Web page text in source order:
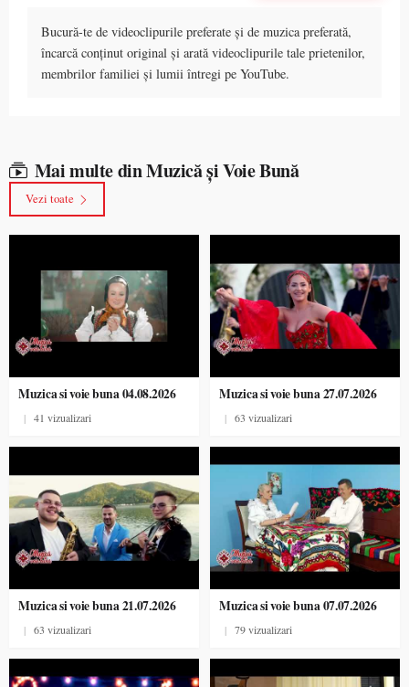
Bucură-te de videoclipurile preferate și de muzica preferată,
încarcă conținut original și arată videoclipurile tale prietenilor,
membrilor familiei și lumii întregi pe YouTube.
Mai multe din Muzică și Voie Bună
Vezi toate
Muzica si voie buna 04.08.2026
| 41 vizualizari
Muzica si voie buna 27.07.2026
| 63 vizualizari
Muzica si voie buna 21.07.2026
| 63 vizualizari
Muzica si voie buna 07.07.2026
| 79 vizualizari